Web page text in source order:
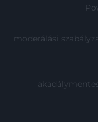
moderálási